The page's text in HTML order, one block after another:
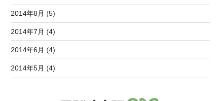
2014年8月 (5)
2014年7月 (4)
2014年6月 (4)
2014年5月 (4)